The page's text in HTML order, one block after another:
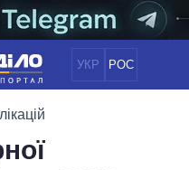
УКР РОС
ПОЛІТИКА